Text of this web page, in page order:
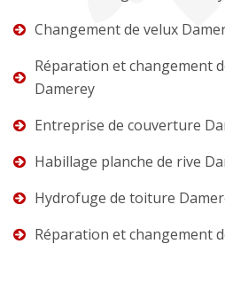
Changement de velux
Réparation et changement
Damerey
Entreprise de couverture
Habillage planche de rive
Hydrofuge de toiture
Réparation et changement